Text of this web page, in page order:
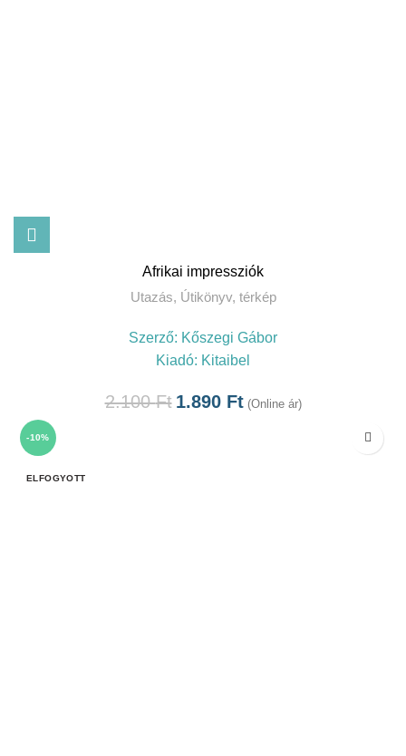
Afrikai impressziók
Utazás, Útikönyv, térkép
Szerző: Kőszegi Gábor
Kiadó: Kitaibel
2.100Ft 1.890 Ft (Online ár)
-10%
ELFOGYOTT